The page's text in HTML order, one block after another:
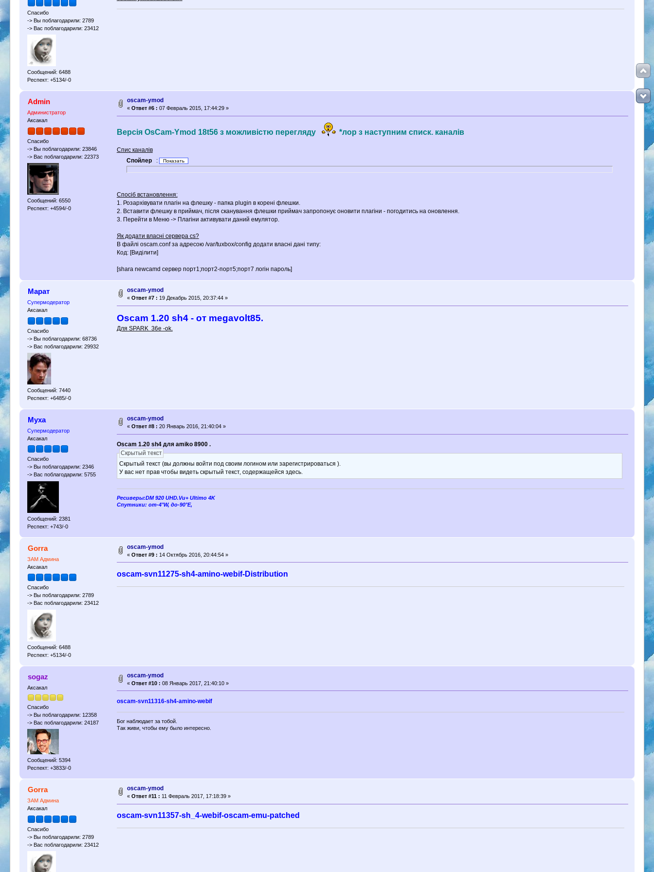
Спасибо
-> Вы поблагодарили: 2789
-> Вас поблагодарили: 23412
Сообщений: 6488
Респект: +5134/-0
Admin
Администратор
Аксакал
Спасибо
-> Вы поблагодарили: 23846
-> Вас поблагодарили: 22373
Сообщений: 6550
Респект: +4594/-0
oscam-ymod
«Ответ #6 : 07 Февраль 2015, 17:44:29 »
Версія OsCam-Ymod 18t56 з можливістю перегляду *лор з наступним списк. каналів
Спис каналів
Спойлер
:
Спосіб встановлення:
1. Розархівувати плагін на флешку - папка plugin в корені флешки.
2. Вставити флешку в приймач, після сканування флешки приймач запропонує оновити плагіни - погодитись на оновлення.
3. Перейти в Меню -> Плагіни активувати даний емулятор.
Як додати власні сервера cs?
В файлі oscam.conf за адресою /var/tuxbox/config додати власні дані типу:
Код: [Виділити]
[shara newcamd сервер порт1;порт2-порт5;порт7 логін пароль]
Марат
Супермодератор
Аксакал
Спасибо
-> Вы поблагодарили: 68736
-> Вас поблагодарили: 29932
Сообщений: 7440
Респект: +6485/-0
oscam-ymod
«Ответ #7 : 19 Декабрь 2015, 20:37:44 »
Oscam 1.20 sh4 - от megavolt85.
Для SPARK 36e -ok.
Муха
Супермодератор
Аксакал
Спасибо
-> Вы поблагодарили: 2346
-> Вас поблагодарили: 5755
Сообщений: 2381
Респект: +743/-0
oscam-ymod
«Ответ #8 : 20 Январь 2016, 21:40:04 »
Oscam 1.20 sh4 для amiko 8900 .
Скрытый текст
Скрытый текст (вы должны войти под своим логином или зарегистрироваться ).
У вас нет прав чтобы видеть скрытый текст, содержащейся здесь.
Ресиверы:DM 920 UHD.Vu+ Ultimo 4K
Спутники: от-4°W, до-90°E,
Gorra
ЗАМ Админа
Аксакал
Спасибо
-> Вы поблагодарили: 2789
-> Вас поблагодарили: 23412
Сообщений: 6488
Респект: +5134/-0
oscam-ymod
«Ответ #9 : 14 Октябрь 2016, 20:44:54 »
oscam-svn11275-sh4-amino-webif-Distribution
sogaz
Аксакал
Спасибо
-> Вы поблагодарили: 12358
-> Вас поблагодарили: 24187
Сообщений: 5394
Респект: +3833/-0
oscam-ymod
«Ответ #10 : 08 Январь 2017, 21:40:10 »
oscam-svn11316-sh4-amino-webif
Бог наблюдает за тобой.
Так живи, чтобы ему было интересно.
Gorra
ЗАМ Админа
Аксакал
Спасибо
-> Вы поблагодарили: 2789
-> Вас поблагодарили: 23412
oscam-ymod
«Ответ #11 : 11 Февраль 2017, 17:18:39 »
oscam-svn11357-sh_4-webif-oscam-emu-patched